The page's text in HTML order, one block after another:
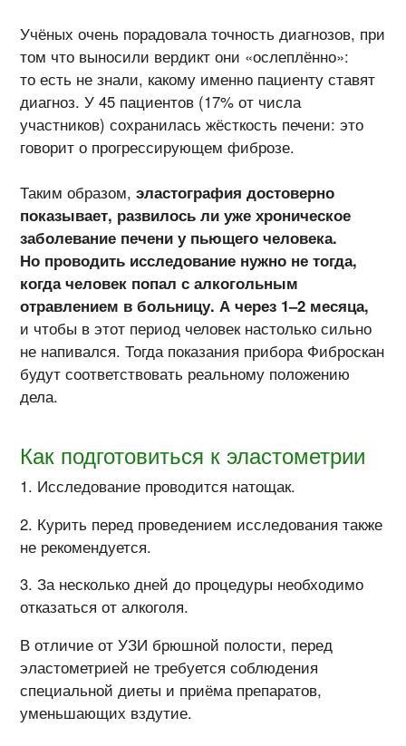
Учёных очень порадовала точность диагнозов, при
том что выносили вердикт они «ослеплённо»:
то есть не знали, какому именно пациенту ставят
диагноз. У 45 пациентов (17% от числа
участников) сохранилась жёсткость печени: это
говорит о прогрессирующем фиброзе.
Таким образом,эластография достоверно
показывает, развилось ли уже хроническое
заболевание печени у пьющего человека.
Но проводить исследование нужно не тогда,
когда человек попал с алкогольным
отравлением в больницу. А через 1–2 месяца,
и чтобы в этот период человек настолько сильно
не напивался. Тогда показания прибора Фиброскан
будут соответствовать реальному положению
дела.
Как подготовиться к эластометрии
Исследование проводится натощак.
Курить перед проведением исследования также
не рекомендуется.
За несколько дней до процедуры необходимо
отказаться от алкоголя.
В отличие от УЗИ брюшной полости, перед
эластометрией не требуется соблюдения
специальной диеты и приёма препаратов,
уменьшающих вздутие.